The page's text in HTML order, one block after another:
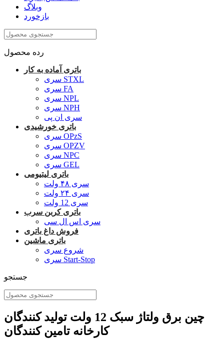
وبلاگ
بازخورد
رده محصول
باتری آماده به کار
سری STXL
سری FA
سری NPL
سری NPH
سری ان پی
باتری خورشیدی
سری OPzS
سری OPZV
سری NPC
سری GEL
باتری لیتیومی
سری ۴۸ ولت
سری ۲۴ ولت
سری 12 ولت
باتری کربن سرب
سری اس ال سی
فروش داغ باتری
باتری ماشین
شروع سری
سری Start-Stop
جستجو
چین برق ولتاژ سبک 12 ولت تولید کنندگان
کارخانه تامین کنندگان